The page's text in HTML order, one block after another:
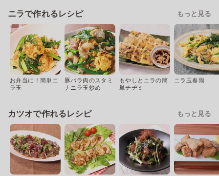
ニラで作れるレシピ もっと見る
お弁当に！簡単ニ
ラ玉
豚バラ肉のスタミ
ナニラ玉炒め
もやしとニラの簡
単チヂミ
ニラ玉春雨
カツオで作れるレシピ もっと見る